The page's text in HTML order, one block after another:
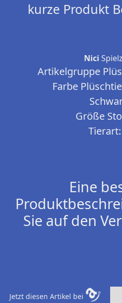
kurze Produkt
Nici
Artikelgruppe
Farbe
Größe
Tierart:
Eine
Sie auf den
Jetzt diesen Artikel bei